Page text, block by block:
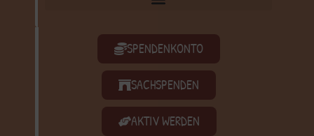
SPENDENKONTO
SACHSPENDEN
AKTIV WERDEN